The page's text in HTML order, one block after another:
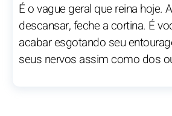
É o vague geral que reina hoje.
descansar, feche a cortina. É
acabar esgotando seu
seus nervos assim como dos